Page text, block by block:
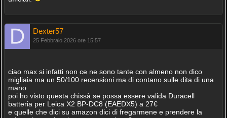
Dexter57
25 Febbraio 2026 ore 15:57
ciao max si infatti non ce ne sono tante con almeno non dico
migliaia ma un 50/100 recensioni ma di contano sulle dita di una
mano
poi ho visto questa chissà se possa essere valida Duracell
batteria per Leica X2 BP-DC8 (EAEDX5) a 27€
e quelle che dici su amazon dici di fregarmene e prendere la